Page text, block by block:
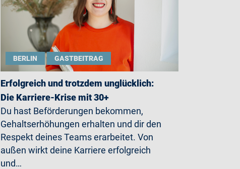
BERLIN GASTBEITRAG
Erfolgreich und trotzdem unglücklich:
Die Karriere-Krise mit 30+
Du hast Beförderungen bekommen,
Gehaltserhöhungen erhalten und dir den
Respekt deines Teams erarbeitet. Von
außen wirkt deine Karriere erfolgreich
und…